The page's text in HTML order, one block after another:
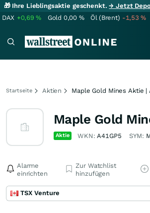
🎁 Ihre Lieblingsaktie geschenkt.→ Jetzt
DAX +0,69% Gold 0,00 % Öl (Brent) -1,53%
Startseite Aktien Maple Gold Mines Aktie |
Maple Gold
Aktie WKN:A41GP5 SYM:
Alarme
einrichten
Zur Watchlist
hinzufügen
TSX Venture